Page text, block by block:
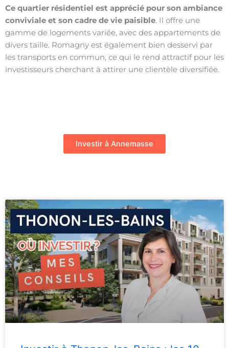
Ce quartier résidentiel est apprécié pour son ambiance
conviviale et son cadre de vie paisible. Il offre une
gamme de logements variée, avec des appartements de
divers taille. Romagny est également bien desservi par
les transports en commun, ce qui le rend attractif pour les
investisseurs cherchant à attirer une clientèle diversifiée.
Investir à Annemasse